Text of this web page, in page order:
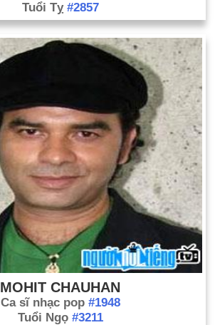
Tuổi Tỵ #2857
MOHIT CHAUHAN
Ca sĩ nhạc pop #1948
Tuổi Ngọ #3211